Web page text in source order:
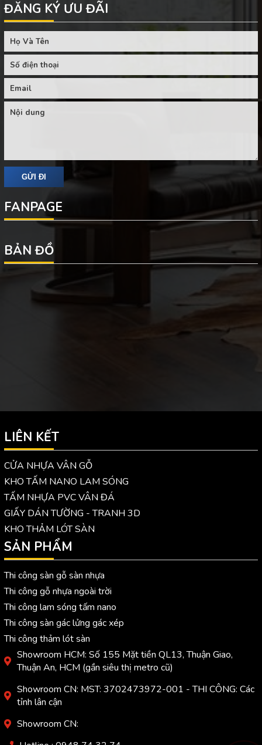
ĐĂNG KÝ ƯU ĐÃI
FANPAGE
BẢN ĐỒ
LIÊN KẾT
CỬA NHỰA VÂN GỖ
KHO TẤM NANO LAM SÓNG
TẤM NHỰA PVC VÂN ĐÁ
GIẤY DÁN TƯỜNG - TRANH 3D
KHO THẢM LÓT SÀN
SẢN PHẨM
Thi công sàn gỗ sàn nhựa
Thi công gỗ nhựa ngoài trời
Thi công lam sóng tấm nano
Thi công sàn gác lửng gác xép
Thi công thảm lót sàn
Showroom HCM: Số 155 Mặt tiền QL13, Thuận Giao,
Thuận An, HCM (gần siêu thị metro cũ)
Showroom CN: MST: 3702473972-001 - THI CÔNG: Các
tỉnh lân cận
Showroom CN: